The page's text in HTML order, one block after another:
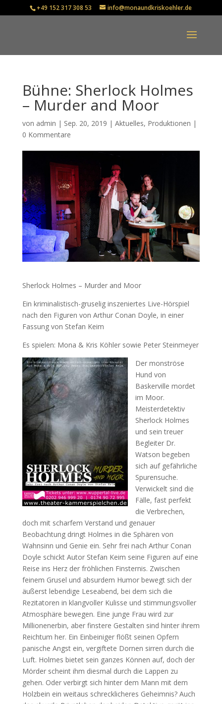
+49 152 317 308 53 info@monaundkriskoehler.de
Bühne: Sherlock Holmes
– Murder and Moor
von admin | Sep. 20, 2019 | Aktuelles, Produktionen |
0 Kommentare
Sherlock Holmes – Murder and Moor
Ein kriminalistisch-gruselig inszeniertes Live-Hörspiel
nach den Figuren von Arthur Conan Doyle, in einer
Fassung von Stefan Keim
Es spielen: Mona & Kris Köhler sowie Peter Steinmeyer
Der monströse
Hund von
Baskerville mordet
im Moor.
Meisterdetektiv
Sherlock Holmes
und sein treuer
Begleiter Dr.
Watson begeben
sich auf gefährliche
Spurensuche.
Verwickelt sind die
Fälle, fast perfekt
die Verbrechen,
doch mit scharfem Verstand und genauer
Beobachtung dringt Holmes in die Sphären von
Wahnsinn und Genie ein. Sehr frei nach Arthur Conan
Doyle schickt Autor Stefan Keim seine Figuren auf eine
Reise ins Herz der fröhlichen Finsternis. Zwischen
feinem Grusel und absurdem Humor bewegt sich der
äußerst lebendige Leseabend, bei dem sich die
Rezitatoren in klangvoller Kulisse und stimmungsvoller
Atmosphäre bewegen. Eine junge Frau wird zur
Millionenerbin, aber finstere Gestalten sind hinter ihrem
Reichtum her. Ein Einbeiniger flößt seinen Opfern
panische Angst ein, vergiftete Dornen sirren durch die
Luft. Holmes bietet sein ganzes Können auf, doch der
Mörder scheint ihm diesmal durch die Lappen zu
gehen. Oder verbirgt sich hinter dem Mann mit dem
Holzbein ein weitaus schrecklicheres Geheimnis? Auch